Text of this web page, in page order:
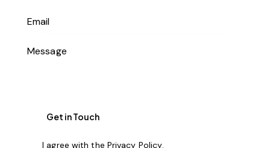
I agree with the Privacy Policy.